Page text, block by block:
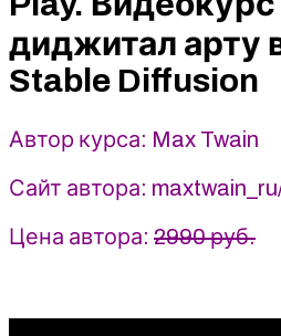
нейросети
Stable
-
Max
Twain
(2024)
диджитал арту
Stable Diffusion
Автор курса: Max Twain
Сайт автора:
Цена автора: 2990 руб.